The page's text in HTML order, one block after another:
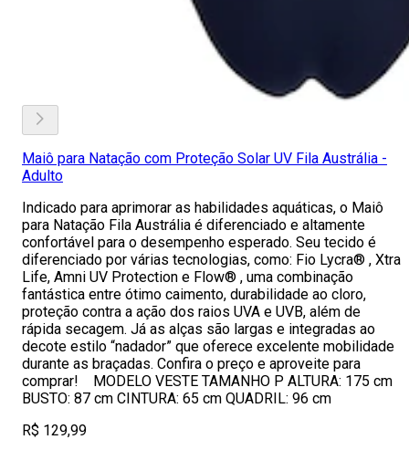
Maiô para Natação com Proteção Solar UV Fila Austrália -
Adulto
Indicado para aprimorar as habilidades aquáticas, o Maiô
para Natação Fila Austrália é diferenciado e altamente
confortável para o desempenho esperado. Seu tecido é
diferenciado por várias tecnologias, como: Fio Lycra® , Xtra
Life, Amni UV Protection e Flow® , uma combinação
fantástica entre ótimo caimento, durabilidade ao cloro,
proteção contra a ação dos raios UVA e UVB, além de
rápida secagem. Já as alças são largas e integradas ao
decote estilo “nadador” que oferece excelente mobilidade
durante as braçadas. Confira o preço e aproveite para
comprar! MODELO VESTE TAMANHO P ALTURA: 175 cm
BUSTO: 87 cm CINTURA: 65 cm QUADRIL: 96 cm
R$ 129,99